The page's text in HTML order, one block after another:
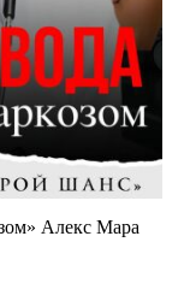
Алекс Мара